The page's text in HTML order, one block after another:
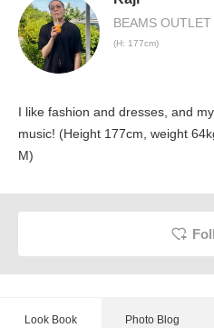
BEAMS
(H: 177cm)
I like fashion and dresses, and
music! (Height 177cm, weight
M)
Look Book Photo Blog